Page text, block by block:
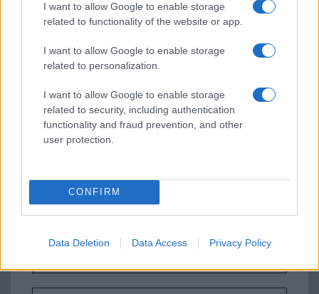
I want to allow Google to enable storage
related to functionality of the website or app.
I want to allow Google to enable storage
related to personalization.
I want to allow Google to enable storage
related to security, including authentication
functionality and fraud prevention, and other
user protection.
CONFIRM
Data Deletion Data Access Privacy Policy
Nyugati GSM
Apple iPhone 17 Pro Max
Euro Gsm